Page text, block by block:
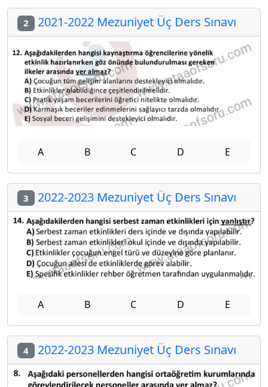
2 2021-2022 Mezuniyet Üç Ders Sınavı
A B C D E
3 2022-2023 Mezuniyet Üç Ders Sınavı
A B C D E
4 2022-2023 Mezuniyet Üç Ders Sınavı